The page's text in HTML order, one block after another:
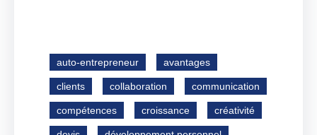
auto-entrepreneur avantages
clients collaboration communication
compétences croissance créativité